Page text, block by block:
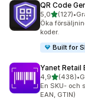
QR Code
5,0av 5(127)
127 •
Öka
koder.
Built for
Yanet Retail
4,9av 5(438)
438 •
En SKU- och
EAN, GTIN)